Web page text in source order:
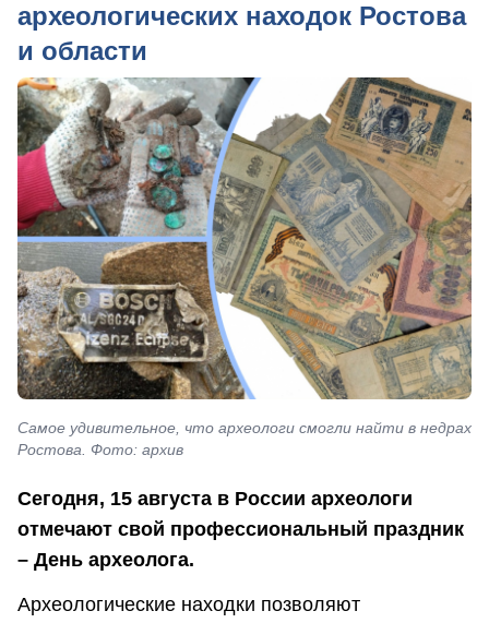
археологических находок Ростова
и области
Самое удивительное, что археологи смогли найти в недрах
Ростова. Фото: архив
Сегодня, 15 августа в России археологи
отмечают свой профессиональный праздник
– День археолога.
Археологические находки позволяют